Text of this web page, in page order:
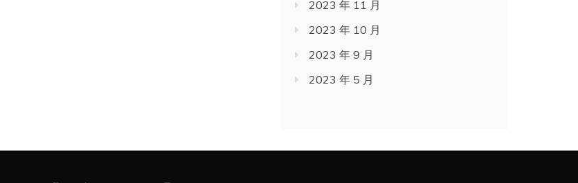
2023 年 11 月
2023 年 10 月
2023 年 9 月
2023 年 5 月